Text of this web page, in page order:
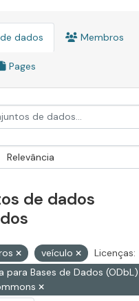
dados Membros
Pages
de dados
veículo
Licenças:
para Bases de Dados